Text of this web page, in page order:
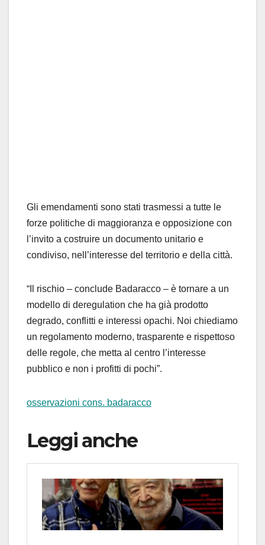
Gli emendamenti sono stati trasmessi a tutte le
forze politiche di maggioranza e opposizione con
l’invito a costruire un documento unitario e
condiviso, nell’interesse del territorio e della città.
“Il rischio – conclude Badaracco – è tornare a un
modello di deregulation che ha già prodotto
degrado, conflitti e interessi opachi. Noi chiediamo
un regolamento moderno, trasparente e rispettoso
delle regole, che metta al centro l’interesse
pubblico e non i profitti di pochi”.
osservazioni cons. badaracco
Leggi anche